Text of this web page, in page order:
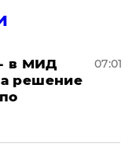
в МИД
решение
07:01